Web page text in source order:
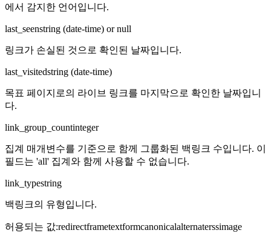
에서 감지한 언어입니다.
last_seenstring (date-time) or null
링크가 손실된 것으로 확인된 날짜입니다.
last_visitedstring (date-time)
목표 페이지로의 라이브 링크를 마지막으로 확인한 날짜입니
다.
link_group_countinteger
집계 매개변수를 기준으로 함께 그룹화된 백링크 수입니다. 이
필드는 'all' 집계와 함께 사용할 수 없습니다.
link_typestring
백링크의 유형입니다.
허용되는 값:redirectframetextformcanonicalalternaterssimage